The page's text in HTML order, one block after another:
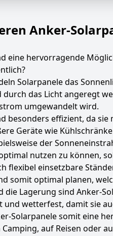
Anker-
eine hervorragende
Solarpanele das
durch das Licht angeregt
umgewandelt wird.
besonders effizient, da
Geräte wie
der
nutzen zu können,
flexibel einsetzbare
somit optimal planen,
die Lagerung sind Anker-
und wetterfest, damit sie
Solarpanele somit eine
Camping, auf Reisen oder